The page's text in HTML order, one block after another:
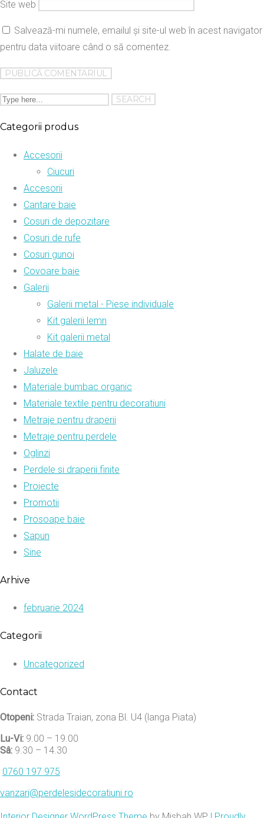
Site web
Salvează-mi numele, emailul și site-ul web în acest navigator
pentru data viitoare când o să comentez.
Categorii produs
Accesorii
Ciucuri
Accesorii
Cantare baie
Cosuri de depozitare
Cosuri de rufe
Cosuri gunoi
Covoare baie
Galerii
Galerii metal - Piese individuale
Kit galerii lemn
Kit galerii metal
Halate de baie
Jaluzele
Materiale bumbac organic
Materiale textile pentru decoratiuni
Metraje pentru draperii
Metraje pentru perdele
Oglinzi
Perdele si draperii finite
Proiecte
Promotii
Prosoape baie
Sapun
Sine
Arhive
februarie 2024
Categorii
Uncategorized
Contact
Otopeni: Strada Traian, zona Bl. U4 (langa Piata)
Lu-Vi: 9.00 – 19.00
Sâ: 9.30 – 14.30
0760 197 975
vanzari@perdelesidecoratiuni.ro